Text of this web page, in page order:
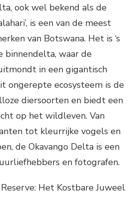
ook wel bekend als de
is een van de meest
van Botswana. Het is ‘s
waar de
in een gigantisch
ongerepte ecosysteem is de
diersoorten en biedt een
op het wildleven. Van
tot kleurrijke vogels en
de Okavango Delta is een
en fotografen.
Het Kostbare Juweel